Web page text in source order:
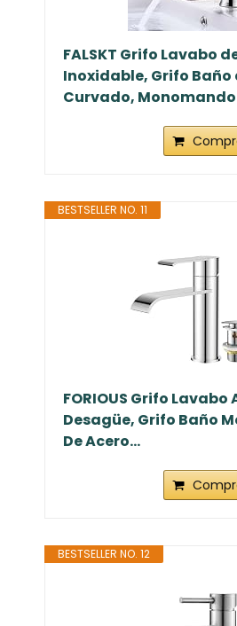
FALSKT Grifo Lavabo
Inoxidable, Grifo Baño
Curvado,
BESTSELLER NO. 11
FORIOUS Grifo Lavabo
Desagüe, Grifo Baño
De Acero...
BESTSELLER NO. 12